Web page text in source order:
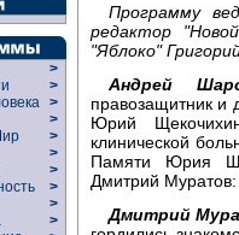
>
>
>
>
>
>
>
>
>
>
Программу
редактор
"Яблоко"
Андрей
правозащитник и
Юрий
клинической
Памяти Юрия
Дмитрий Муратов:
Дмитрий